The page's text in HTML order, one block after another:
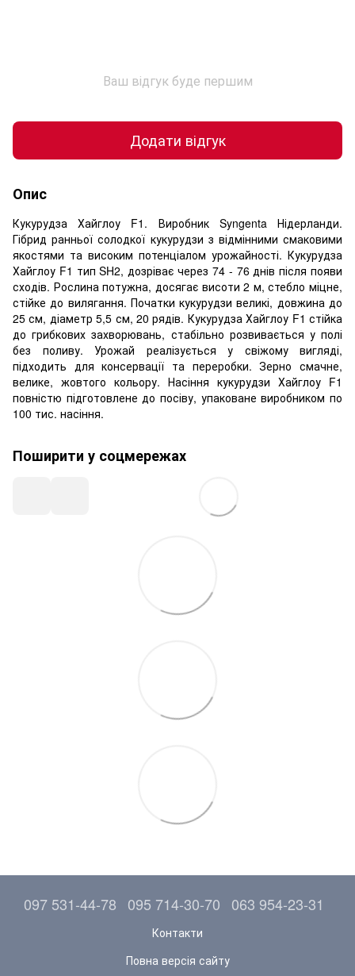
Ваш відгук буде першим
Додати відгук
Опис
Кукурудза Хайглоу F1. Виробник Syngenta Нідерланди.
Гібрид ранньої солодкої кукурудзи з відмінними смаковими
якостями та високим потенціалом урожайності. Кукурудза
Хайглоу F1 тип SH2, дозріває через 74 - 76 днів після появи
сходів. Рослина потужна, досягає висоти 2 м, стебло міцне,
стійке до вилягання. Початки кукурудзи великі, довжина до
25 см, діаметр 5,5 см, 20 рядів. Кукурудза Хайглоу F1 стійка
до грибкових захворювань, стабільно розвивається у полі
без поливу. Урожай реалізується у свіжому вигляді,
підходить для консервації та переробки. Зерно смачне,
велике, жовтого кольору. Насіння кукурудзи Хайглоу F1
повністю підготовлене до посіву, упаковане виробником по
100 тис. насіння.
Поширити у соцмережах
097 531-44-78 095 714-30-70 063 954-23-31
Контакти
Повна версія сайту